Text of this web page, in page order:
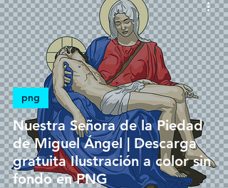
Nuestra Señora de la Piedad
de Miguel Ángel | Descarga
gratuita Ilustración a color sin
fondo en PNG
png